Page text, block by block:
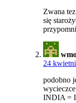
Zwana
się
24
podobno
INDIA = I